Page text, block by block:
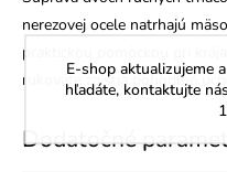
E-shop aktualizujeme
hľadáte, kontaktujte
nerezovej ocele natrhajú
praktickou pomôckou pri
rukoväte zaistia pohodlné
Dodatočné